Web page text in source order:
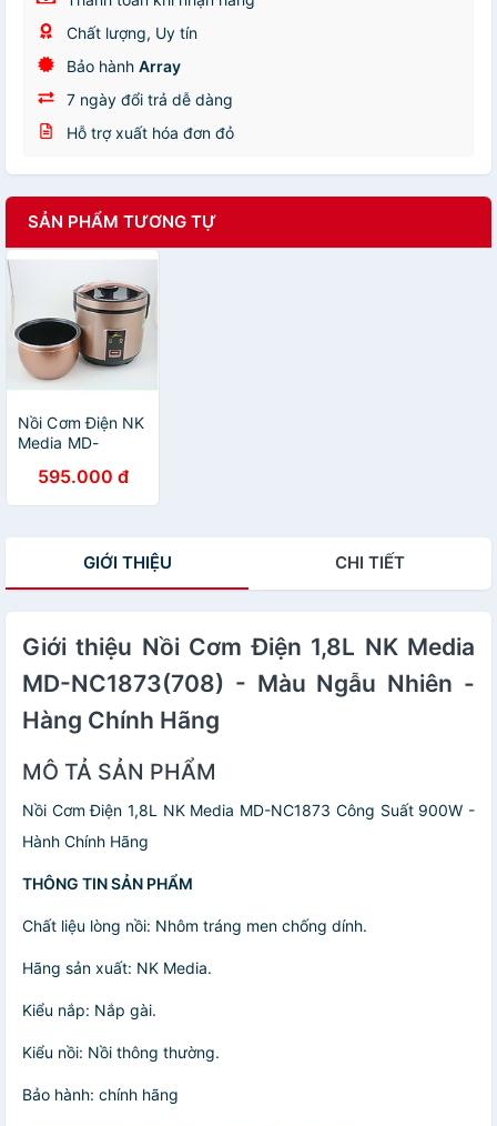
Chất lượng, Uy tín
Bảo hành Array
7 ngày đổi trả dễ dàng
Hỗ trợ xuất hóa đơn đỏ
SẢN PHẨM TƯƠNG TỰ
Nồi Cơm Điện NK
Media MD-
Màu Ngẫu Nhiên
- Hàng Chính
595.000 đ
GIỚI THIỆU CHI TIẾT
Giới thiệu Nồi Cơm Điện 1,8L NK Media
MD-NC1873(708) - Màu Ngẫu Nhiên -
Hàng Chính Hãng
MÔ TẢ SẢN PHẨM
Nồi Cơm Điện 1,8L NK Media MD-NC1873 Công Suất 900W -
Hành Chính Hãng
THÔNG TIN SẢN PHẨM
Chất liệu lòng nồi: Nhôm tráng men chống dính.
Hãng sản xuất: NK Media.
Kiểu nắp: Nắp gài.
Kiểu nồi: Nồi thông thường.
Bảo hành: chính hãng